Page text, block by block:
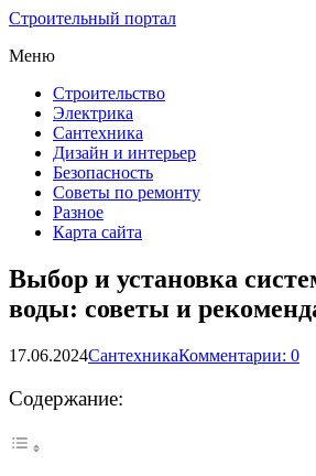
Строительный портал
Меню
Строительство
Электрика
Сантехника
Дизайн и интерьер
Безопасность
Советы по ремонту
Разное
Карта сайта
Выбор и установка
воды: советы и
17.06.2024СантехникаКомментарии: 0
Содержание: